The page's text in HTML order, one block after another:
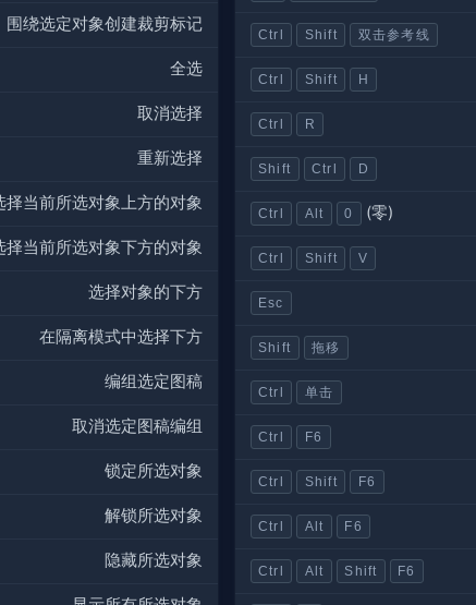
围绕选定对象创建裁剪标记
全选
取消选择
重新选择
择当前所选对象上方的对象
择当前所选对象下方的对象
选择对象的下方
在隔离模式中选择下方
编组选定图稿
取消选定图稿编组
锁定所选对象
解锁所选对象
隐藏所选对象
Ctrl Shift 双击参考线
Ctrl Shift H
Ctrl R
Shift Ctrl D
Ctrl Alt 0 (零)
Ctrl Shift V
Esc
Shift 拖移
Ctrl 单击
Ctrl F6
Ctrl Shift F6
Ctrl Alt F6
Ctrl Alt Shift F6